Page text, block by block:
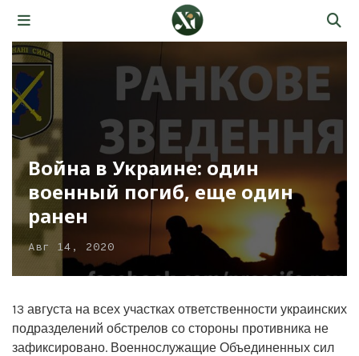
Война в Украине: один
военный погиб, еще один
ранен
Авг 14, 2020
13 августа на всех участках ответственности украинских
подразделений обстрелов со стороны противника не
зафиксировано. Военнослужащие Объединенных сил